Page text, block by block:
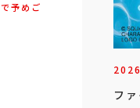
予めご
フ